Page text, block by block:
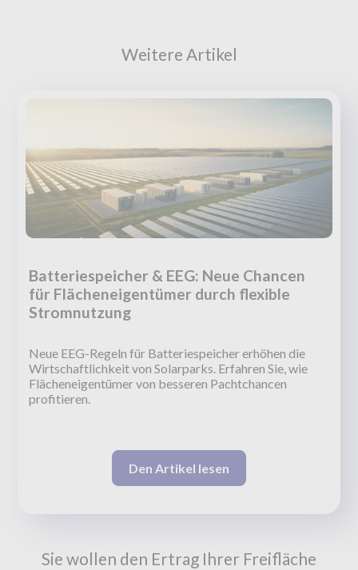
Weitere Artikel
Batteriespeicher & EEG: Neue Chancen
für Flächeneigentümer durch flexible
Stromnutzung
Neue EEG-Regeln für Batteriespeicher erhöhen die
Wirtschaftlichkeit von Solarparks. Erfahren Sie, wie
Flächeneigentümer von besseren Pachtchancen
profitieren.
Den Artikel lesen
Sie wollen den Ertrag Ihrer Freifläche